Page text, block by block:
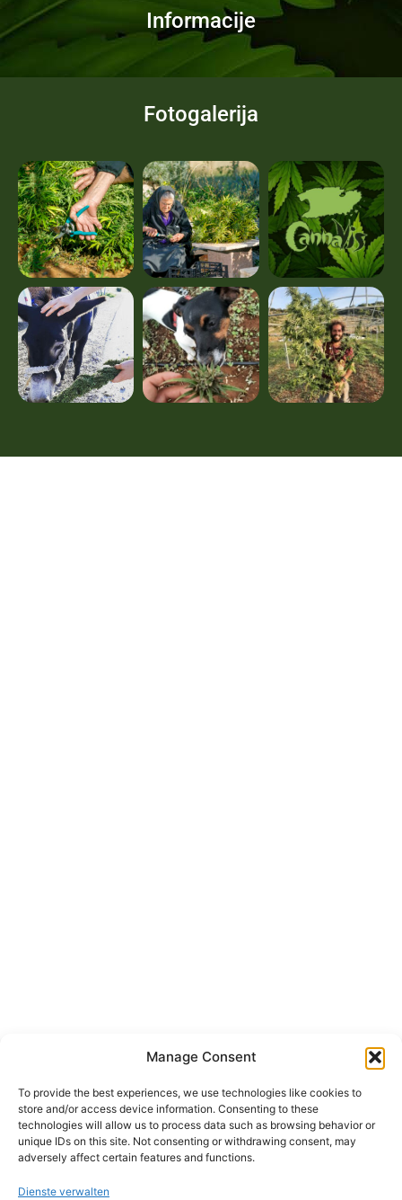
Manage Consent
To provide the best experiences, we use technologies like cookies to
store and/or access device information. Consenting to these
technologies will allow us to process data such as browsing behavior or
unique IDs on this site. Not consenting or withdrawing consent, may
adversely affect certain features and functions.
Dienste verwalten
Informacije
Fotogalerija